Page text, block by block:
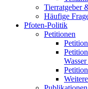
Tierratgeber
Häufige
Pfoten-Politik
Petitionen